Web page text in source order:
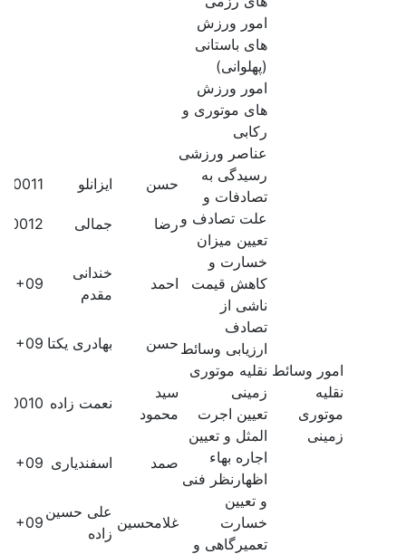
امور ورزش
های باستانی
(پهلوانی)
امور ورزش
های موتوری و
رکابی
عناصر ورزشی
امور وسائط
نقلیه
موتوری
زمینی
رسیدگی به
تصادفات و
علت تصادف و
تعیین میزان
خسارت و
کاهش قیمت
ناشی از
تصادف
ارزیابی وسائط
نقلیه موتوری
زمینی
تعیین اجرت
المثل و تعیین
اجاره بهاء
اظهارنظر فنی
و تعیین
خسارت
تعمیرگاهی و
حسن ایزانلو
رضا جمالی
احمد
خندانی
مقدم
حسن بهادری یکتا
سید
محمود
نعمت زاده
صمد اسفندیاری
غلامحسین
علی حسین
زاده